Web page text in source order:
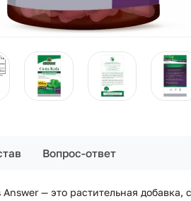
Вопрос-ответ
Answer — это растительная